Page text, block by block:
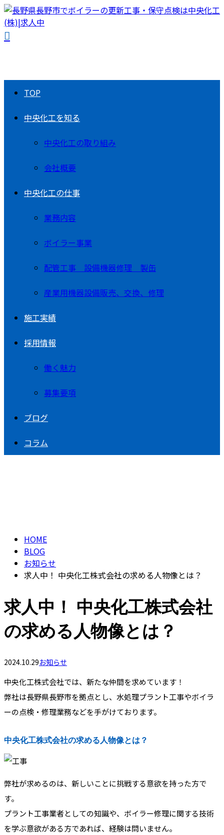
TOP
中央化工を知る
中央化工の取り組み
会社概要
中央化工の仕事
業務内容
ボイラー事業
配管工事 設備機器修理 製缶
産業用機器設備販売、交換、修理
施工実績
採用情報
働く魅力
募集要項
ブログ
コラム
HOME
BLOG
お知らせ
求人中！ 中央化工株式会社の求める人物像とは？
求人中！ 中央化工株式会社
の求める人物像とは？
2024.10.29お知らせ
中央化工株式会社では、新たな仲間を求めています！
弊社は長野県長野市を拠点とし、水処理プラント工事やボイラ
ーの点検・修理業務などを手がけております。
中央化工株式会社の求める人物像とは？
弊社が求めるのは、新しいことに挑戦する意欲を持った方で
す。
プラント工事業者としての知識や、ボイラー修理に関する技術
を学ぶ意欲がある方であれば、経験は問いません。